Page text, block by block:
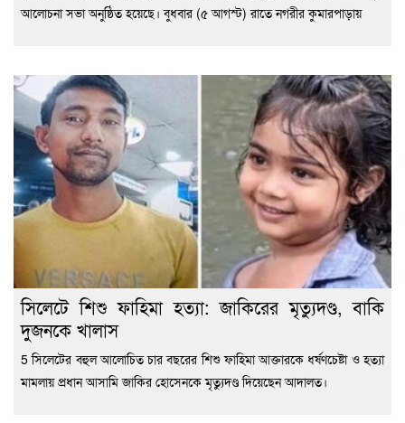
আলোচনা সভা অনুষ্ঠিত হয়েছে। বুধবার (৫ আগস্ট) রাতে নগরীর কুমারপাড়ায়
সিলেটে শিশু ফাহিমা হত্যা: জাকিরের মৃত্যুদণ্ড, বাকি
দুজনকে খালাস
5 সিলেটের বহুল আলোচিত চার বছরের শিশু ফাহিমা আক্তারকে ধর্ষণচেষ্টা ও হত্যা
মামলায় প্রধান আসামি জাকির হোসেনকে মৃত্যুদণ্ড দিয়েছেন আদালত।